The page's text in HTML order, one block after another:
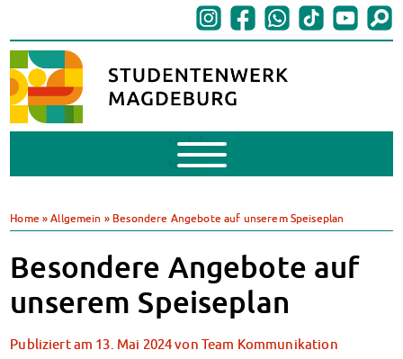
Mobile
Menu
BAföG beantragen
BAföG-FAQs
Dokumente
BAföG-Sprechstunden
Kredite & Stipendien
AnsprechpartnerInnen
Mensen & Cafeterien
Home »Allgemein » Besondere Angebote auf unserem Speiseplan
Besondere Angebote auf
unserem Speiseplan
Publiziert am 13. Mai 2024von Team Kommunikation